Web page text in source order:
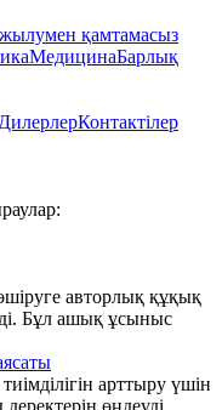
қамтамасыз
МедицинаБарлық
ДилерлерКонтактілер
авторлық құқық
Бұл ашық ұсыныс
арттыру үшін
өңдеуді